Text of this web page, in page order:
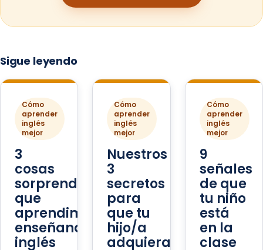
Sigue leyendo
Cómo
aprender
inglés
mejor
3
cosas
sorprendentes
que
aprendimos
enseñando
inglés
Cómo
aprender
inglés
mejor
Nuestros
3
secretos
para
que tu
hijo/a
adquiera
Cómo
aprender
inglés
mejor
9
señales
de que
tu niño
está
en la
clase